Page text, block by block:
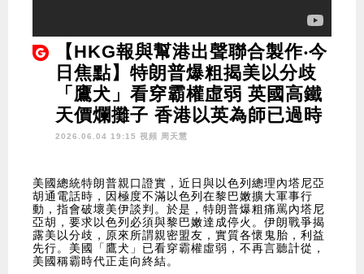
【HKG報與幫港出聲聯合製作‧今
日焦點】特朗普爆粗揭美以分歧
「鷹犬」看穿霸權虛弱 英國高鐵
天價爛攤子 香港以英為師已過時
2026.06.04 19:15 視頻 周天慧
美國總統特朗普親口證實，近日與以色列總理內塔尼亞
胡通電話時，因極度不滿以色列在黎巴嫩擴大軍事行
動，指會破壞美伊談判。於是，特朗普爆粗痛罵內塔尼
亞胡，要求以色列必須與黎巴嫩達成停火。伊朗戰爭揭
露美以分歧，原來所謂親密盟友，實質各懷鬼胎，利益
先行。美國「鷹犬」已看穿霸權虛弱，不再言聽計從，
美國稱霸時代正走向終結。